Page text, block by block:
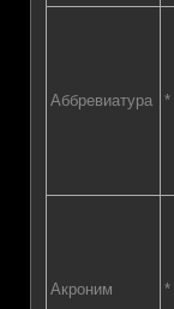
Аббревиатура *
Акроним *